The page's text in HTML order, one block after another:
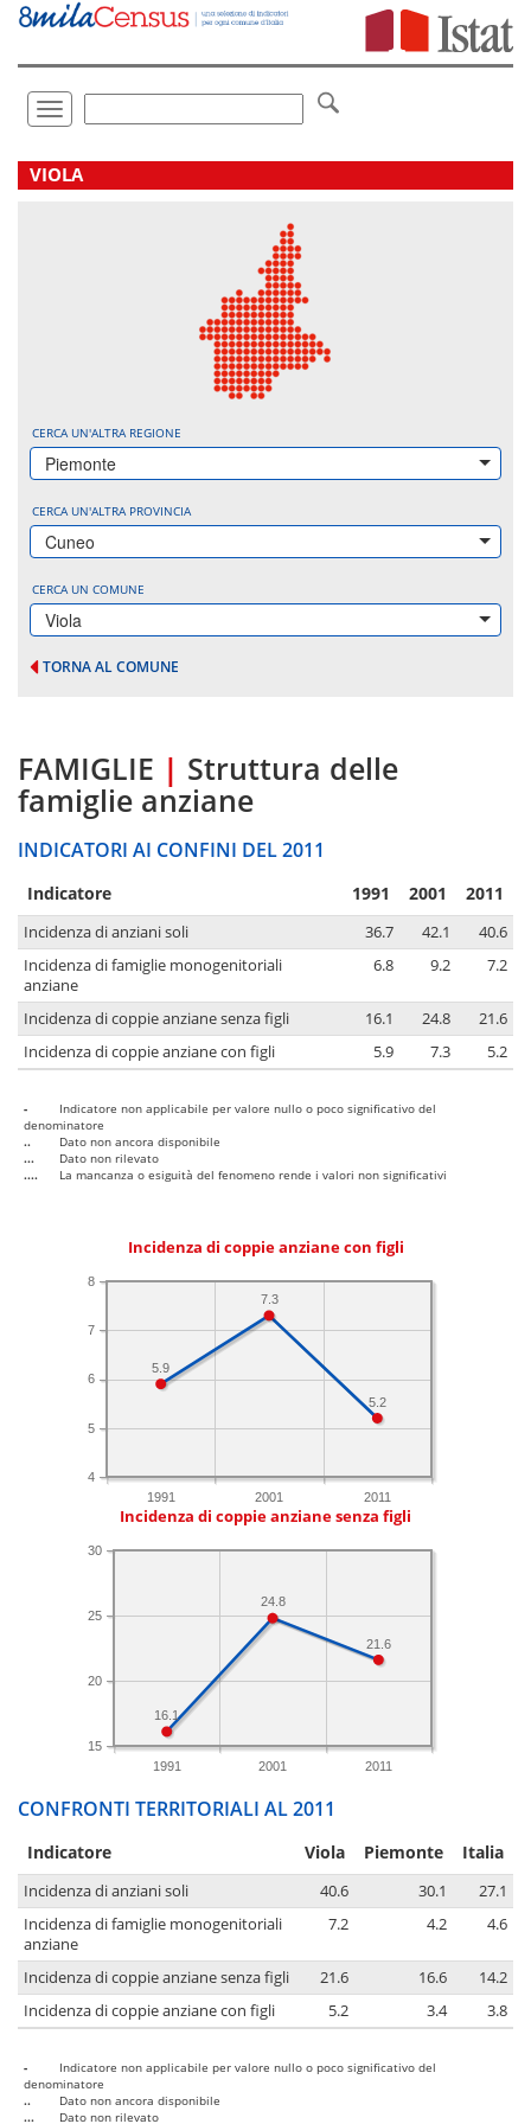
Vai
direttamente
Toggle
navigation
.
VIOLA
CERCA UN'ALTRA REGIONE
Piemonte
CERCA UN'ALTRA PROVINCIA
Cuneo
CERCA UN COMUNE
Viola
TORNA AL COMUNE
FAMIGLIE | Struttura delle
famiglie anziane
INDICATORI AI CONFINI DEL 2011
Indicatore 1991 2001 2011
Incidenza di anziani soli 36.7 42.1
40.6
Incidenza di famiglie monogenitoriali
anziane
6.8 9.2 7.2
Incidenza di coppie anziane senza figli 16.1 24.8
21.6
Incidenza di coppie anziane con figli
5.9 7.3 5.2
-
Indicatore non applicabile per valore nullo o poco significativo del
denominatore
..
Dato non ancora disponibile
...
Dato non rilevato
....
La mancanza o esiguità del fenomeno rende i valori non significativi
Incidenza di coppie anziane con figli
1991 2001 2011
4
5
6
7
8
5.2
7.3
5.9
Incidenza di coppie anziane senza figli
1991 2001 2011
15
20
25
30
21.6
24.8
16.1
CONFRONTI TERRITORIALI AL 2011
Indicatore Viola Piemonte Italia
Incidenza di anziani soli 40.6 30.1
27.1
Incidenza di famiglie monogenitoriali
anziane
7.2 4.2 4.6
Incidenza di coppie anziane senza figli 21.6 16.6
14.2
Incidenza di coppie anziane con figli
5.2 3.4 3.8
-
Indicatore non applicabile per valore nullo o poco significativo del
denominatore
..
Dato non ancora disponibile
...
Dato non rilevato